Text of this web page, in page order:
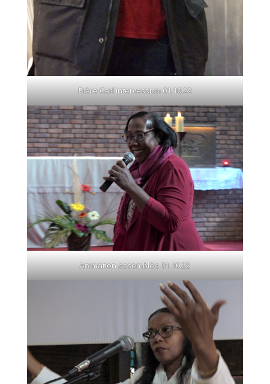
Frère Carl intercession 01.10.22
Animation assemblée 01.10.22